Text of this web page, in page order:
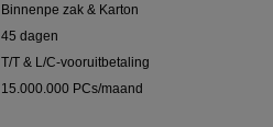
Binnenpe zak & Karton
45 dagen
T/T & L/C-vooruitbetaling
15.000.000 PCs/maand